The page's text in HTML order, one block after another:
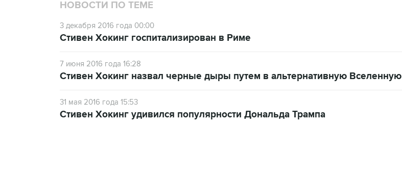
НОВОСТИ ПО ТЕМЕ
3 декабря 2016 года 00:00
Стивен Хокинг госпитализирован в Риме
7 июня 2016 года 16:28
Стивен Хокинг назвал черные дыры путем в альтернативную Вселенную
31 мая 2016 года 15:53
Стивен Хокинг удивился популярности Дональда Трампа